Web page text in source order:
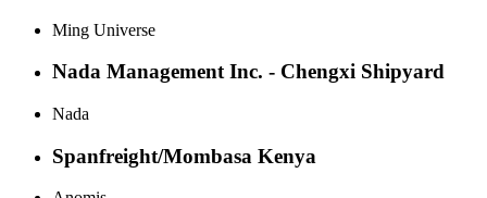
Ming Universe
Nada Management Inc. - Chengxi Shipyard
Nada
Spanfreight/Mombasa Kenya